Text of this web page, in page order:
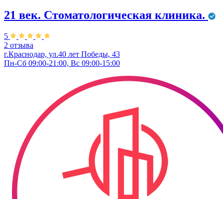
21 век. Стоматологическая клиника.
5
2 отзыва
г.Краснодар, ул.40 лет Победы, 43
Пн-Сб 09:00-21:00, Вс 09:00-15:00